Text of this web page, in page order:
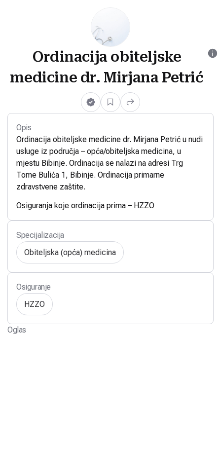
Ordinacija obiteljske
medicine dr. Mirjana Petrić
Opis
Ordinacija obiteljske medicine dr. Mirjana Petrić u nudi
usluge iz područja – opća/obiteljska medicina, u
mjestu Bibinje. Ordinacija se nalazi na adresi Trg
Tome Bulića 1, Bibinje. Ordinacija primarne
zdravstvene zaštite.
Osiguranja koje ordinacija prima – HZZO
Specijalizacija
Obiteljska (opća) medicina
Osiguranje
HZZO
Oglas